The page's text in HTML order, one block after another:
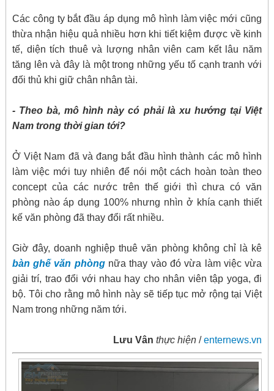
Các công ty bắt đầu áp dụng mô hình làm việc mới cũng
thừa nhận hiệu quả nhiều hơn khi tiết kiệm được về kinh
tế, diện tích thuê và lượng nhân viên cam kết lâu năm
tăng lên và đây là một trong những yếu tố cạnh tranh với
đối thủ khi giữ chân nhân tài.
- Theo bà, mô hình này có phải là xu hướng tại Việt
Nam trong thời gian tới?
Ở Việt Nam đã và đang bắt đầu hình thành các mô hình
làm việc mới tuy nhiên để nói một cách hoàn toàn theo
concept của các nước trên thế giới thì chưa có văn
phòng nào áp dụng 100% nhưng nhìn ở khía cạnh thiết
kế văn phòng đã thay đổi rất nhiều.
Giờ đây, doanh nghiệp thuê văn phòng không chỉ là kê
bàn ghế văn phòngnữa thay vào đó vừa làm việc vừa
giải trí, trao đổi với nhau hay cho nhân viên tập yoga, đi
bộ. Tôi cho rằng mô hình này sẽ tiếp tục mở rộng tại Việt
Nam trong những năm tới.
Lưu Vân thực hiện /enternews.vn